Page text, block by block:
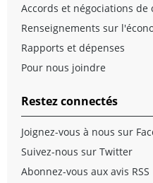
Accords et négociations de
Renseignements sur
Rapports et dépenses
Pour nous joindre
Restez connectés
Joignez-vous à nous sur
Suivez-nous sur Twitter
Abonnez-vous aux avis RSS